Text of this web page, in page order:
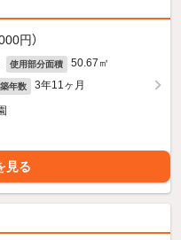
円）
使用部分面積 50.67㎡
築年数 3年11ヶ月
見る